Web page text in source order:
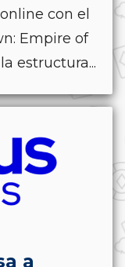
con el
Empire of
estructura...
a